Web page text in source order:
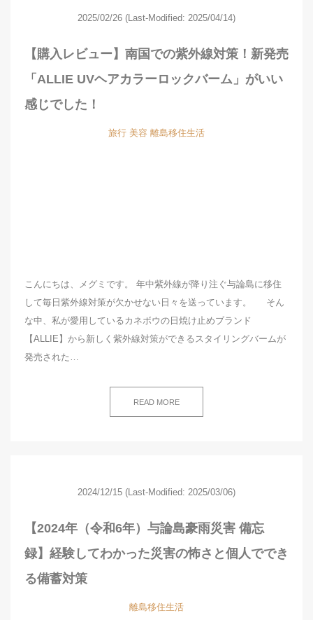
2025/02/26 (Last-Modified: 2025/04/14)
【購入レビュー】南国での紫外線対策！新発売
「ALLIE UVヘアカラーロックバーム」がいい
感じでした！
旅行 美容 離島移住生活
こんにちは、メグミです。 年中紫外線が降り注ぐ与論島に移住
して毎日紫外線対策が欠かせない日々を送っています。 そん
な中、私が愛用しているカネボウの日焼け止めブランド
【ALLIE】から新しく紫外線対策ができるスタイリングバームが
発売された…
READ MORE
2024/12/15 (Last-Modified: 2025/03/06)
【2024年（令和6年）与論島豪雨災害 備忘
録】経験してわかった災害の怖さと個人ででき
る備蓄対策
離島移住生活